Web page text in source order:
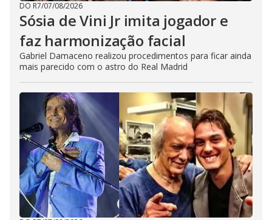
DO R7/07/08/2026
Sósia de Vini Jr imita jogador e
faz harmonização facial
Gabriel Damaceno realizou procedimentos para ficar ainda
mais parecido com o astro do Real Madrid